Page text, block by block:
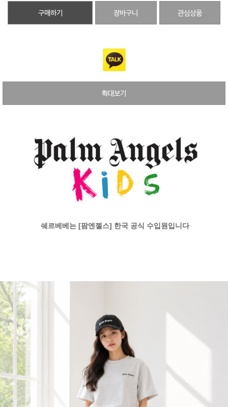
구매하기 장바구니 관심상품
확대보기
쉐르베베는 [팜엔젤스] 한국 공식 수입원입니다